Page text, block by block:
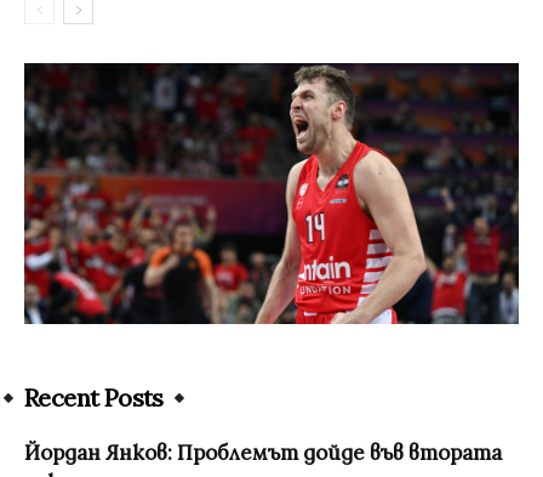
Recent Posts
Йордан Янков: Проблемът дойде във втората